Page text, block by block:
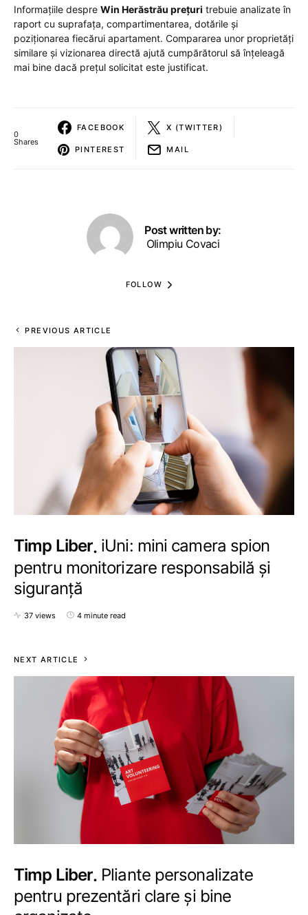
Informațiile despre Win Herăstrău prețuri trebuie analizate în
raport cu suprafața, compartimentarea, dotările și
poziționarea fiecărui apartament. Compararea unor proprietăți
similare și vizionarea directă ajută cumpărătorul să înțeleagă
mai bine dacă prețul solicitat este justificat.
0
Shares
FACEBOOK X (TWITTER)
PINTEREST MAIL
Post written by:
Olimpiu Covaci
FOLLOW
PREVIOUS ARTICLE
Timp Liber iUni: mini camera spion
pentru monitorizare responsabilă și
siguranță
37 views 4 minute read
NEXT ARTICLE
Timp Liber Pliante personalizate
pentru prezentări clare și bine